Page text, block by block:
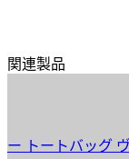
関連製品
トバッグ ヴィ